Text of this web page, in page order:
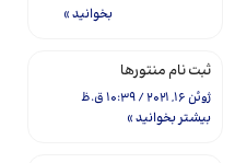
بخوانید »
ثبت نام منتورها
ژوئن 16, 2021 10:39 ق.ظ
بیشتر بخوانید »